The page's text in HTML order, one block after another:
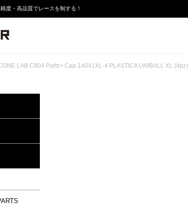
度・高品質でレースを制する！
LAB C804 Parts> Cap-14041XL-4 PLASTICA UNIBALL XL (4pz)